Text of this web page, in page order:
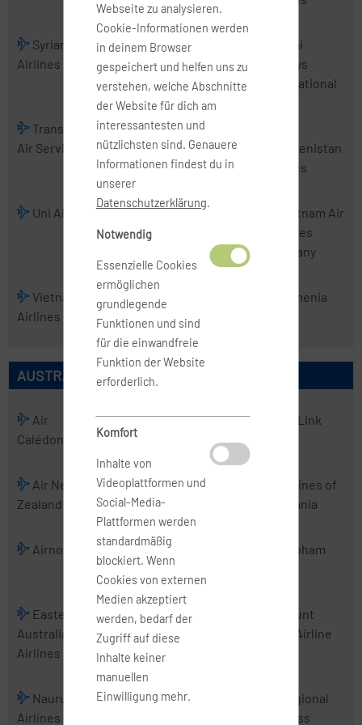
Syrian Arab
Airlines
Tajik Air
AirAsia
Thai
Airways
International
TransNusa
Air Services
Tri-MG Intra
Asia Airlines
Trigana Air
Service
Turkmenistan
Airlines
Uni Air
Uzbekistan
Airways
VietJet Air
Vietnam Air
Services
Company
Vietnam
Airlines
Wings
Abadi Airlines
Yemenia
AUSTRALISCHE AIRLINES
Air
Calédonie
Air
Chathams
Air Kiribati Air Link
Air New
Zealand
Air Vanuatu Aircalin
Airlines of
Tasmania
Airnorth Airwork Cobham
Eastern
Australia
Airlines
Fiji Airways
Mount
Cook Airline
Nauru
Airlines
PNG Air
Regional
Express
Webseite zu analysieren.
Cookie-Informationen werden
in deinem Browser
gespeichert und helfen uns zu
verstehen, welche Abschnitte
der Website für dich am
interessantesten und
nützlichsten sind. Genauere
Informationen findest du in
unserer
Datenschutzerklärung.
Notwendig
Essenzielle Cookies
ermöglichen
grundlegende
Funktionen und sind
für die einwandfreie
Funktion der Website
erforderlich.
Komfort
Inhalte von
Videoplattformen und
Social-Media-
Plattformen werden
standardmäßig
blockiert. Wenn
Cookies von externen
Medien akzeptiert
werden, bedarf der
Zugriff auf diese
Inhalte keiner
manuellen
Einwilligung mehr.